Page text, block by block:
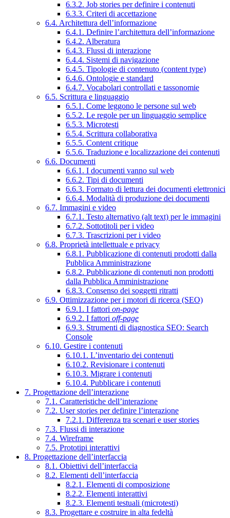
6.3.2. Job stories per definire i contenuti
6.3.3. Criteri di accettazione
6.4. Architettura dell’informazione
6.4.1. Definire l’architettura dell’informazione
6.4.2. Alberatura
6.4.3. Flussi di interazione
6.4.4. Sistemi di navigazione
6.4.5. Tipologie di contenuto (content type)
6.4.6. Ontologie e standard
6.4.7. Vocabolari controllati e tassonomie
6.5. Scrittura e linguaggio
6.5.1. Come leggono le persone sul web
6.5.2. Le regole per un linguaggio semplice
6.5.3. Microtesti
6.5.4. Scrittura collaborativa
6.5.5. Content critique
6.5.6. Traduzione e localizzazione dei contenuti
6.6. Documenti
6.6.1. I documenti vanno sul web
6.6.2. Tipi di documenti
6.6.3. Formato di lettura dei documenti elettronici
6.6.4. Modalità di produzione dei documenti
6.7. Immagini e video
6.7.1. Testo alternativo (alt text) per le immagini
6.7.2. Sottotitoli per i video
6.7.3. Trascrizioni per i video
6.8. Proprietà intellettuale e privacy
6.8.1. Pubblicazione di contenuti prodotti dalla
Pubblica Amministrazione
6.8.2. Pubblicazione di contenuti non prodotti
dalla Pubblica Amministrazione
6.8.3. Consenso dei soggetti ritratti
6.9. Ottimizzazione per i motori di ricerca (SEO)
6.9.1. I fattori on-page
6.9.2. I fattori off-page
6.9.3. Strumenti di diagnostica SEO: Search
Console
6.10. Gestire i contenuti
6.10.1. L’inventario dei contenuti
6.10.2. Revisionare i contenuti
6.10.3. Migrare i contenuti
6.10.4. Pubblicare i contenuti
7. Progettazione dell’interazione
7.1. Caratteristiche dell’interazione
7.2. User stories per definire l’interazione
7.2.1. Differenza tra scenari e user stories
7.3. Flussi di interazione
7.4. Wireframe
7.5. Prototipi interattivi
8. Progettazione dell’interfaccia
8.1. Obiettivi dell’interfaccia
8.2. Elementi dell’interfaccia
8.2.1. Elementi di composizione
8.2.2. Elementi interattivi
8.2.3. Elementi testuali (microtesti)
8.3. Progettare e costruire in alta fedeltà